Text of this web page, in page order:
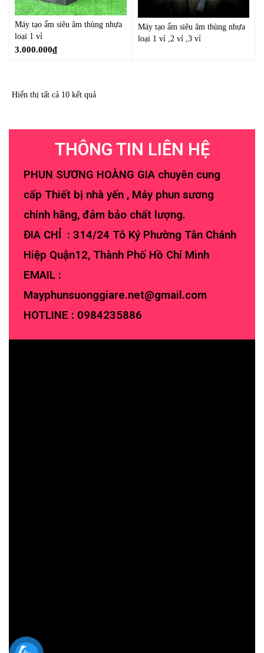
Máy tạo ẩm siêu âm thùng nhựa
loại 1 vỉ
3.000.000₫
Máy tạo ẩm siêu âm thùng nhựa
loại 1 vỉ ,2 vỉ ,3 vỉ
Hiển thị tất cả 10 kết quả
THÔNG TIN LIÊN HỆ
PHUN SƯƠNG HOÀNG GIA chuyên cung
cấp Thiết bị nhà yến , Máy phun sương
chính hãng, đảm bảo chất lượng.
ĐIA CHỈ : 314/24 Tô Ký Phường Tân Chánh
Hiệp Quận12, Thành Phố Hồ Chí Minh
EMAIL :
Mayphunsuonggiare.net@gmail.com
HOTLINE : 0984235886